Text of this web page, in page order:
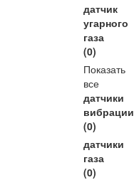
датчик
угарного
газа
(0)
Показать
все
датчики
вибрации
(0)
датчики
газа
(0)